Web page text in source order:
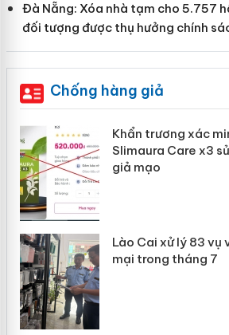
Đà Nẵng: Xóa nhà tạm cho 5.757
đối tượng được thụ hưởng chính
Chống hàng giả
Khẩn trương xác
Slimaura Care x3
giả mạo
Lào Cai xử lý 83 vụ
mại trong tháng 7